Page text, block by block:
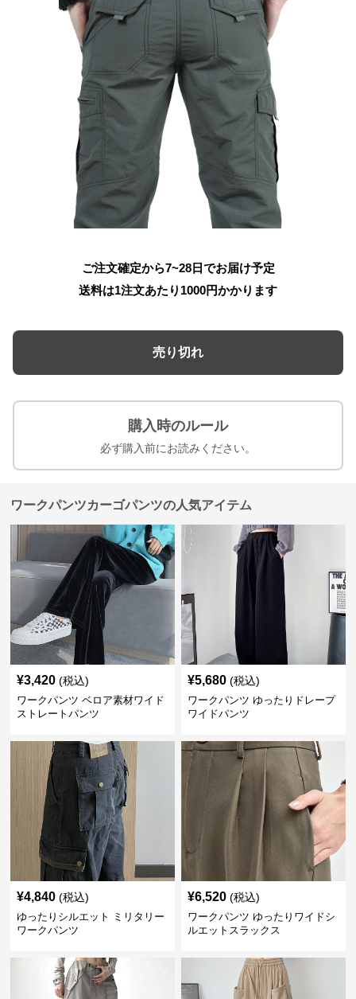
ご注文確定から7~28日でお届け予定
送料は1注文あたり 1000円かかります
売り切れ
購入時のルール
必ず購入前にお読みください。
ワークパンツカーゴパンツの人気アイテム
¥3,420 (税込)
ワークパンツ ベロア素材ワイド
ストレートパンツ
¥5,680 (税込)
ワークパンツ ゆったりドレープ
ワイドパンツ
¥4,840 (税込)
ゆったりシルエット ミリタリー
ワークパンツ
¥6,520 (税込)
ワークパンツ ゆったりワイドシ
ルエットスラックス